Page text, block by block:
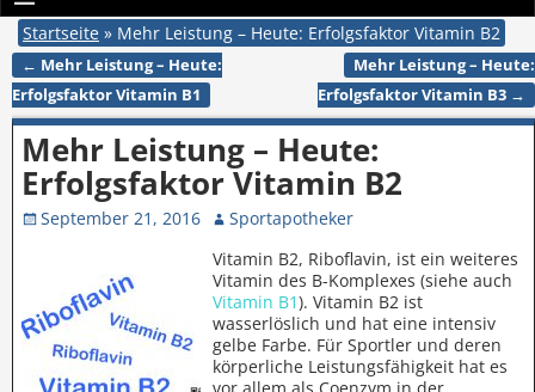
Startseite » Mehr Leistung – Heute: Erfolgsfaktor Vitamin B2
Artikelnavigation
← Mehr Leistung – Heute:
Erfolgsfaktor Vitamin B1
Mehr Leistung – Heute:
Erfolgsfaktor Vitamin B3 →
Mehr Leistung – Heute:
Erfolgsfaktor Vitamin B2
September 21, 2016
Sportapotheker
Vitamin B2, Riboflavin, ist ein weiteres
Vitamin des B-Komplexes (siehe auch
Vitamin B1). Vitamin B2 ist
wasserlöslich und hat eine intensiv
gelbe Farbe. Für Sportler und deren
körperliche Leistungsfähigkeit hat es